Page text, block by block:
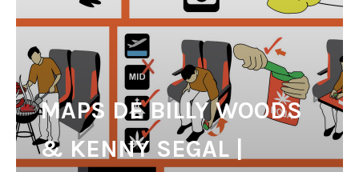
MAPS DE BILLY WOODS
& KENNY SEGAL |